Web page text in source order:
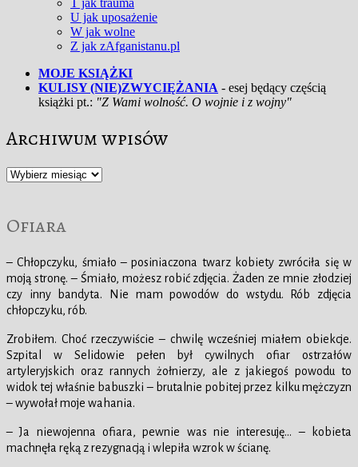
T jak trauma
U jak uposażenie
W jak wolne
Z jak zAfganistanu.pl
MOJE KSIĄŻKI
KULISY (NIE)ZWYCIĘŻANIA - esej będący częścią
książki pt.: "Z Wami wolność. O wojnie i z wojny"
Archiwum wpisów
Archiwum
Ofiara
– Chłopczyku, śmiało – posiniaczona twarz kobiety zwróciła się w
moją stronę. – Śmiało, możesz robić zdjęcia. Żaden ze mnie złodziej
czy inny bandyta. Nie mam powodów do wstydu. Rób zdjęcia
chłopczyku, rób.
Zrobiłem. Choć rzeczywiście – chwilę wcześniej miałem obiekcje.
Szpital w Selidowie pełen był cywilnych ofiar ostrzałów
artyleryjskich oraz rannych żołnierzy, ale z jakiegoś powodu to
widok tej właśnie babuszki – brutalnie pobitej przez kilku mężczyzn
– wywołał moje wahania.
– Ja niewojenna ofiara, pewnie was nie interesuję… – kobieta
machnęła ręką z rezygnacją i wlepiła wzrok w ścianę.